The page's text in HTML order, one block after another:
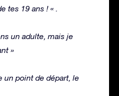
tes 19 ans ! « .
un adulte, mais je
»
un point de départ, le